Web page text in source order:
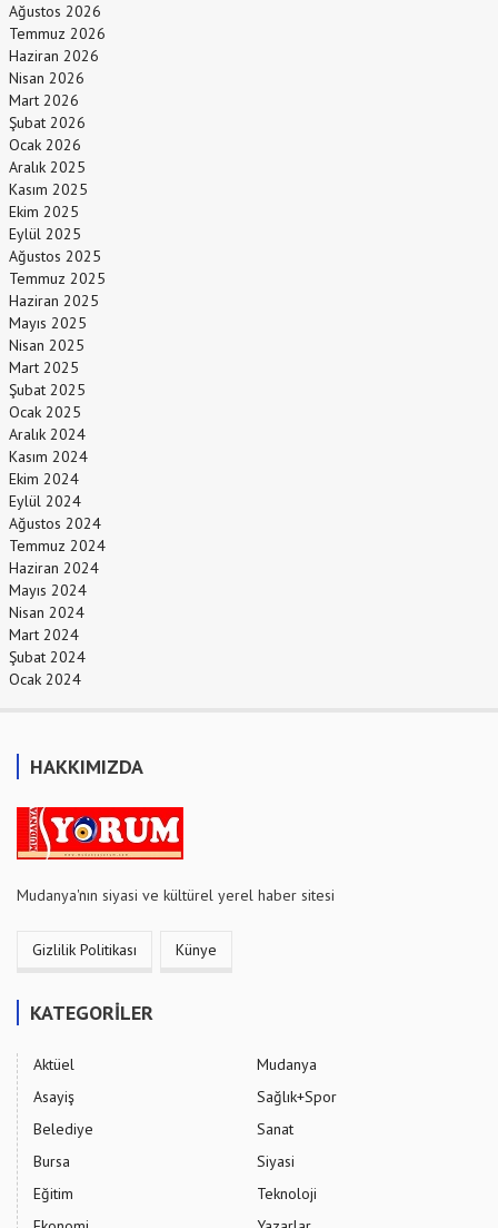
Ağustos 2026
Temmuz 2026
Haziran 2026
Nisan 2026
Mart 2026
Şubat 2026
Ocak 2026
Aralık 2025
Kasım 2025
Ekim 2025
Eylül 2025
Ağustos 2025
Temmuz 2025
Haziran 2025
Mayıs 2025
Nisan 2025
Mart 2025
Şubat 2025
Ocak 2025
Aralık 2024
Kasım 2024
Ekim 2024
Eylül 2024
Ağustos 2024
Temmuz 2024
Haziran 2024
Mayıs 2024
Nisan 2024
Mart 2024
Şubat 2024
Ocak 2024
HAKKIMIZDA
Mudanya'nın siyasi ve kültürel yerel haber sitesi
Gizlilik Politikası Künye
KATEGORİLER
Aktüel
Asayiş
Belediye
Bursa
Eğitim
Mudanya
Sağlık+Spor
Sanat
Siyasi
Teknoloji